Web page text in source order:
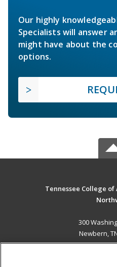
Our highly
Specialists will answer
might have about the
options.
Tennessee College
300
Newbern,